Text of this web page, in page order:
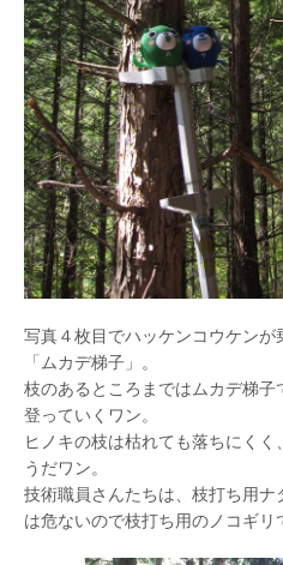
写真４枚目でハッケンコウケンが
「ムカデ梯子」。
枝のあるところまではムカデ梯
登っていくワン。
ヒノキの枝は枯れても落ちにく
うだワン。
技術職員さんたちは、枝打ち用
は危ないので枝打ち用のノコギリ